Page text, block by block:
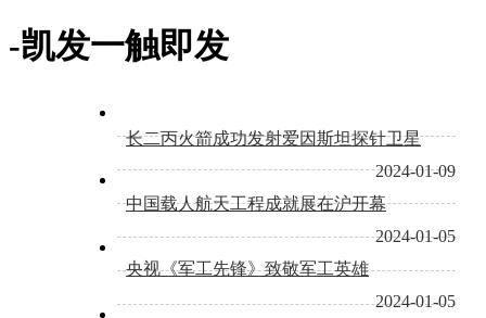
-凯发一触即发
长二丙火箭成功发射爱因斯坦探针卫星
2024-01-09
中国载人航天工程成就展在沪开幕
2024-01-05
央视《军工先锋》致敬军工英雄
2024-01-05